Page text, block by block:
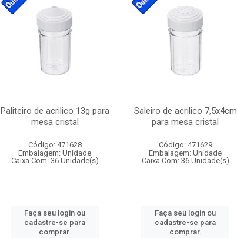
Paliteiro de acrilico 13g para
mesa cristal
Código: 471628
Embalagem: Unidade
Caixa Com: 36 Unidade(s)
Faça seu login ou
cadastre-se para
comprar.
Saleiro de acrilico 7,5x4cm
para mesa cristal
Código: 471629
Embalagem: Unidade
Caixa Com: 36 Unidade(s)
Faça seu login ou
cadastre-se para
comprar.